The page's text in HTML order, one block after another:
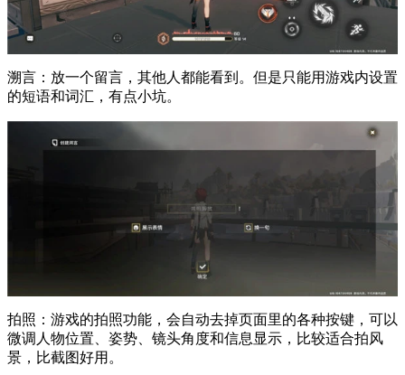
溯言：放一个留言，其他人都能看到。但是只能用游戏内设置
的短语和词汇，有点小坑。
拍照：游戏的拍照功能，会自动去掉页面里的各种按键，可以
微调人物位置、姿势、镜头角度和信息显示，比较适合拍风
景，比截图好用。